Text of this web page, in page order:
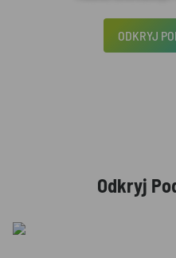
ODKRYJ
Odkryj